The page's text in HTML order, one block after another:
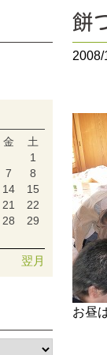
餅
2008/
お昼
金
土
1
7
8
14
15
21
22
28
29
翌月